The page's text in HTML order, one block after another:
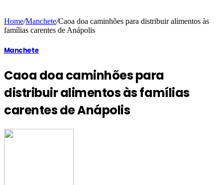
Home/Manchete/Caoa doa caminhões para distribuir alimentos às
famílias carentes de Anápolis
Manchete
Caoa doa caminhões para
distribuir alimentos às famílias
carentes de Anápolis